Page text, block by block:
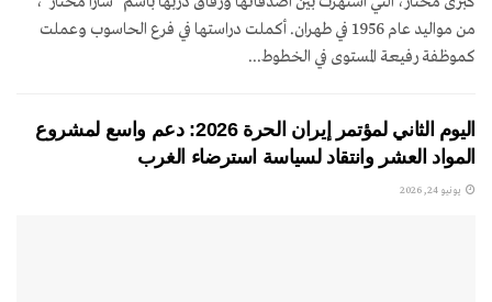
من مواليد عام 1956 في طهران. أكملت دراستها في فرع الحاسوب وعملت
كموظفة رفيعة المستوى في الخطوط...
اليوم الثاني لمؤتمر إيران الحرة 2026: دعم واسع لمشروع
المواد العشر وانتقاد لسياسة استرضاء الغرب
يونيو 24, 2026